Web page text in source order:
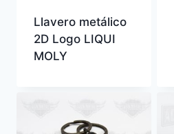
Llavero metálico
2D Logo LIQUI
MOLY